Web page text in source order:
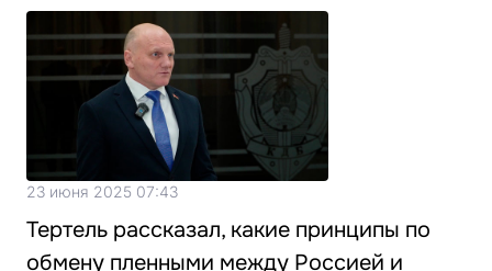
23 июня 2025 07:43
Тертель рассказал, какие принципы по
обмену пленными между Россией и